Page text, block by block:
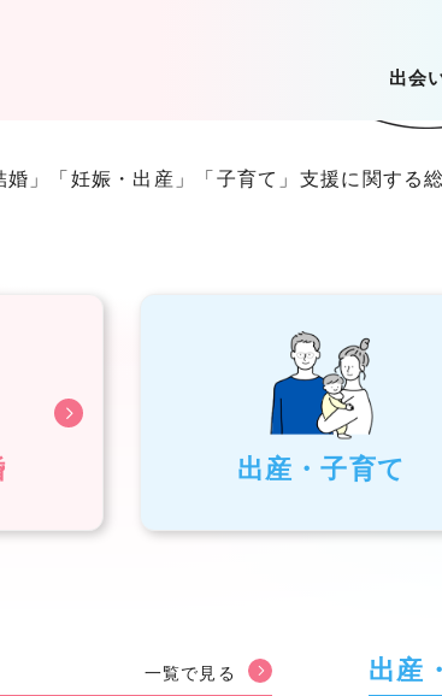
出会
」「妊娠・出産」 「子育て」支援に関する
出産・子育て
一覧で見る 出産